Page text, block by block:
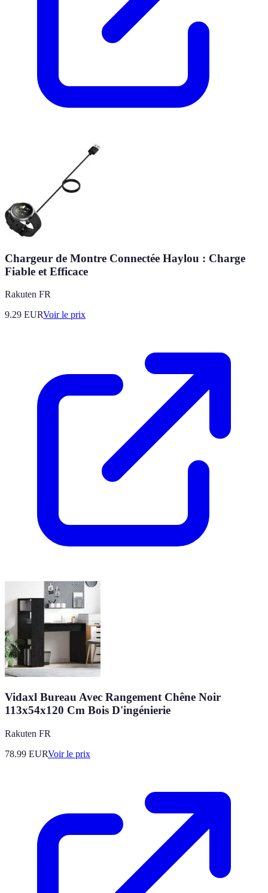
Chargeur de Montre Connectée Haylou : Charge
Fiable et Efficace
Rakuten FR
9.29 EURVoir le prix
Vidaxl Bureau Avec Rangement Chêne Noir
113x54x120 Cm Bois D'ingénierie
Rakuten FR
78.99 EURVoir le prix